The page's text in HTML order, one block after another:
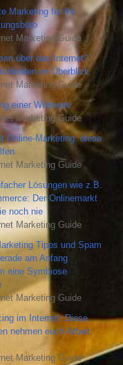
Marketing für Ihr
Marketing Guide
über das Internet?
im Überblick
Marketing Guide
einer Webseite
Marketing Guide
Online-Marketing: diese
Marketing Guide
Lösungen wie z.B.
Der Onlinemarkt
noch nie
Marketing Guide
Tipps und Spam
am Anfang
eine Symbiose
Marketing Guide
im Internet: Diese
nehmen euch Arbeit
Marketing Guide